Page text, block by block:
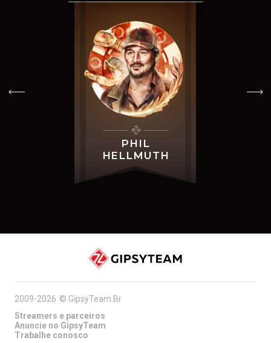
PHIL
HELLMUTH
2009-2026 © GipsyTeam.Br
Streamers e parceiros
Anuncie no GipsyTeam
Trabalhe conosco